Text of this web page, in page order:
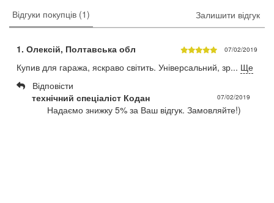
Відгуки покупців (1) Залишити відгук
1. Олексій, Полтавська обл 07/02/2019
Купив для гаража, яскраво світить. Універсальний, зр... Ще
Відповісти
технічний спеціаліст Кодан
07/02/2019
Надаємо знижку 5% за Ваш відгук. Замовляйте!)